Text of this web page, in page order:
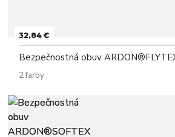
32,84 €
Bezpečnostná obuv
2 farby